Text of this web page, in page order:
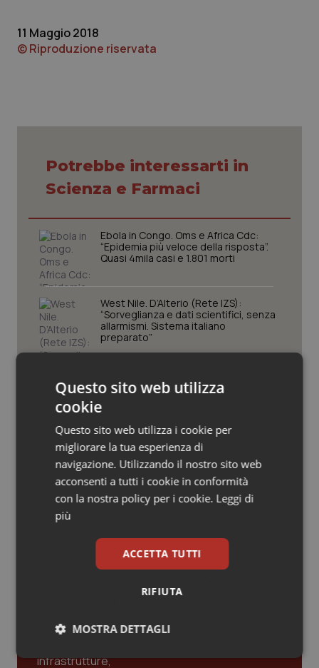
Piemonte
Provincia Autonoma di Trento
Puglia
Sicilia
Toscana
Umbria
Valle D’Aosta
Veneto
HIV
Ipertensione & Scompenso
Malattie rare
Neuroscienze & patologie neurodegenerative
Obesità
Oftalmologia
Oncodermatologia
Oncoematologia
Oncologia & Nutrizione
Psoriasi & pelle
Quotidiano Cardiologia
Quotidiano Chirurgia
Quotidiano Oncologia
11 Maggio 2018
© Riproduzione riservata
Potrebbe interessarti in
Scienza e Farmaci
Ebola in Congo. Oms e Africa Cdc:
“Epidemia più veloce della risposta”.
Quasi 4mila casi e 1.801 morti
West Nile. D’Alterio (Rete IZS):
“Sorveglianza e dati scientifici, senza
allarmismi. Sistema italiano
preparato”
miliardi (+6%). Prosegue il boom dei
farmaci per diabete e obesità e cala
uso antibiotici. Ecco il Rapporto
OsMed 2025
Aifa. Rivisto il Programma attività 2026
dopo le richieste delle Regioni. Dalla
revisione del prontuario alla
governance, ecco le novità
Ultime analisi e review da QS Pro
Cloud sanitario: infrastrutture,
compliance, GDPR e Risk management
Questo sito web utilizza
cookie
Questo sito web utilizza i cookie per
migliorare la tua esperienza di
navigazione. Utilizzando il nostro sito web
acconsenti a tutti i cookie in conformità
con la nostra policy per i cookie. Leggi di
più
ACCETTA TUTTI
RIFIUTA
MOSTRA DETTAGLI
Necessari Statistici Marketing